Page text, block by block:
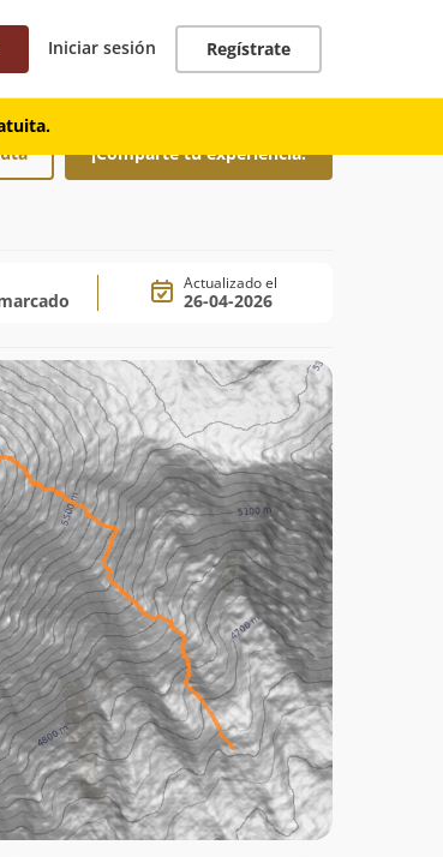
Iniciar sesión Regístrate
¡Comparte tu experiencia!
Actualizado el
26-04-2026